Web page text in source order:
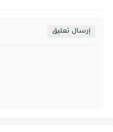
إرسال تعليق